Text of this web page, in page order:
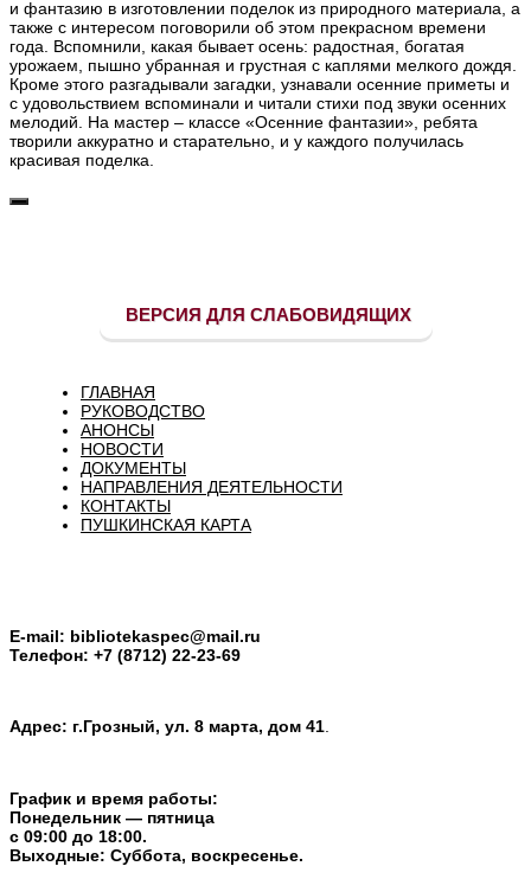
и фантазию в изготовлении поделок из природного материала, а
также с интересом поговорили об этом прекрасном времени
года. Вспомнили, какая бывает осень: радостная, богатая
урожаем, пышно убранная и грустная с каплями мелкого дождя.
Кроме этого разгадывали загадки, узнавали осенние приметы и
с удовольствием вспоминали и читали стихи под звуки осенних
мелодий. На мастер – классе «Осенние фантазии», ребята
творили аккуратно и старательно, и у каждого получилась
красивая поделка.
ВЕРСИЯ ДЛЯ СЛАБОВИДЯЩИХ
ГЛАВНАЯ
РУКОВОДСТВО
АНОНСЫ
НОВОСТИ
ДОКУМЕНТЫ
НАПРАВЛЕНИЯ ДЕЯТЕЛЬНОСТИ
КОНТАКТЫ
ПУШКИНСКАЯ КАРТА
E-mail: bibliotekaspec@mail.ru
Телефон: +7 (8712) 22-23-69
Адрес: г.Грозный, ул. 8 марта, дом 41.
График и время работы:
Понедельник — пятница
с 09:00 до 18:00.
Выходные: Суббота, воскресенье.